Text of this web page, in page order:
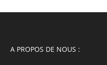
A PROPOS DE NOUS :